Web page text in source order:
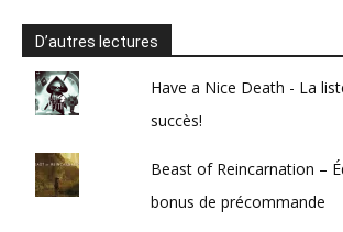
D’autres lectures
Have a Nice Death - La
succès!
Beast of Reincarnation –
bonus de précommande